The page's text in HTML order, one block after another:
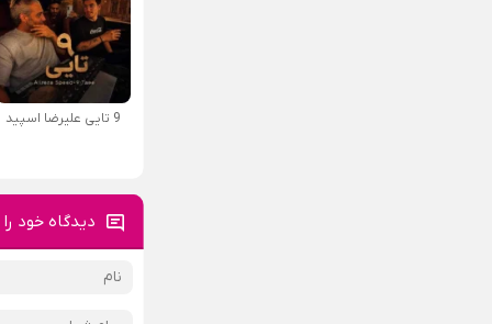
9 تایی علیرضا اسپید
دیدگاه خود